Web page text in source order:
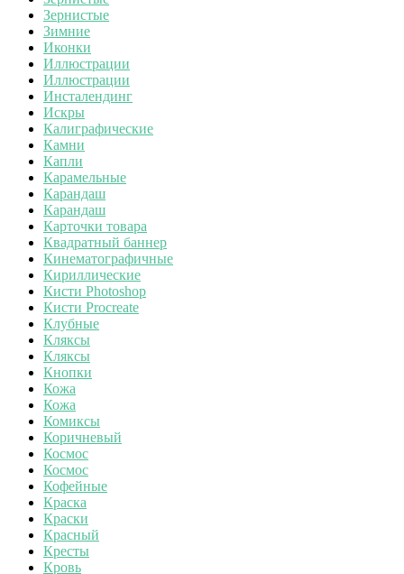
Зернистые
Зимние
Иконки
Иллюстрации
Иллюстрации
Инсталендинг
Искры
Калиграфические
Камни
Капли
Карамельные
Карандаш
Карандаш
Карточки товара
Квадратный баннер
Кинематографичные
Кириллические
Кисти Photoshop
Кисти Procreate
Клубные
Кляксы
Кляксы
Кнопки
Кожа
Кожа
Комиксы
Коричневый
Космос
Космос
Кофейные
Краска
Краски
Красный
Кресты
Кровь